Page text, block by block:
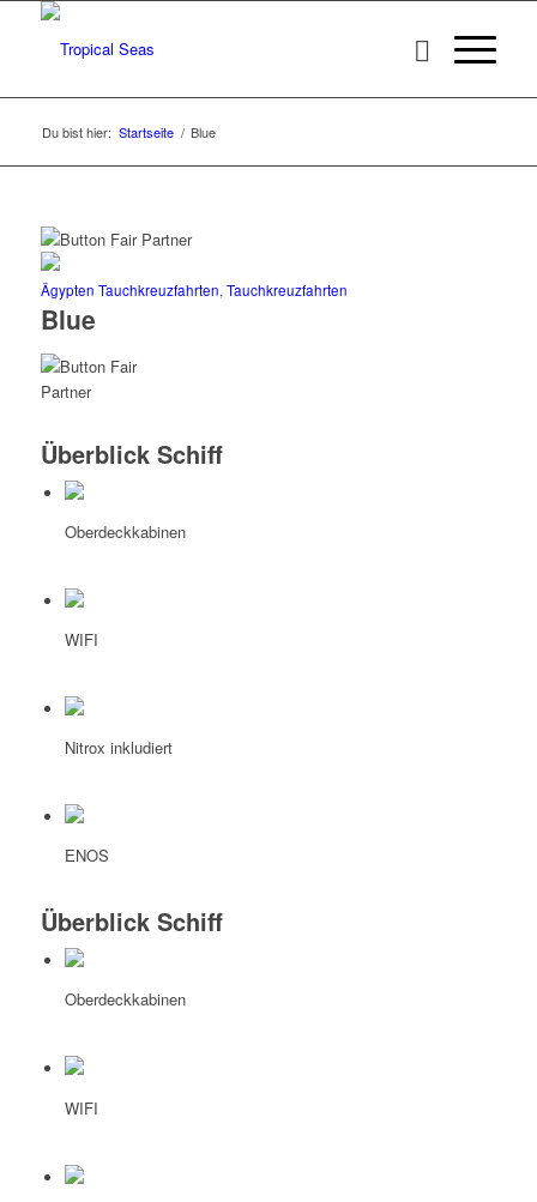
Du bist hier: Startseite / Blue
Ägypten Tauchkreuzfahrten, Tauchkreuzfahrten
Blue
Überblick Schiff
Oberdeckkabinen
WIFI
Nitrox inkludiert
ENOS
Überblick Schiff
Oberdeckkabinen
WIFI